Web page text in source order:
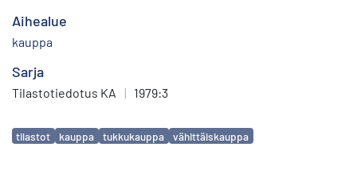
Aihealue
kauppa
Sarja
Tilastotiedotus KA | 1979:3
Avainsanat
tilastot kauppa tukkukauppa vähittäiskauppa